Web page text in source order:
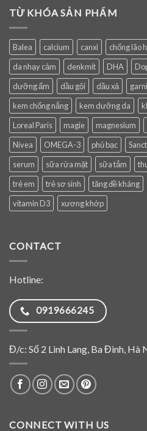
TỪ KHÓA SẢN PHẨM
Balea calcium canxi chống lão
da nhạy cảm
denkmit DHA
dưỡng ẩm
dầu gội dầu xả
kem chống nắng
kem dưỡng da
Loreal Paris
magie magnesium
Nivea
OMEGA-3 phủ bạc
serum
sữa rửa mặt sữa tắm
trẻ em
trẻ sơ sinh tăng đề kháng
vitamin D3
xương khớp
CONTACT
Hotline:
0919666245
Đ/c: Số 2 Linh Lang, Ba Đình, Hà
CONNECT WITH US